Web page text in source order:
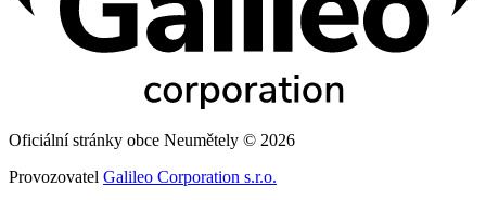
Oficiální stránky obce Neumětely © 2026
Provozovatel Galileo Corporation s.r.o.